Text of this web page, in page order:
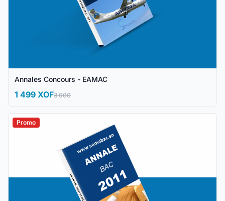
Annales Concours - EAMAC
1 499 XOF3 000
Promo